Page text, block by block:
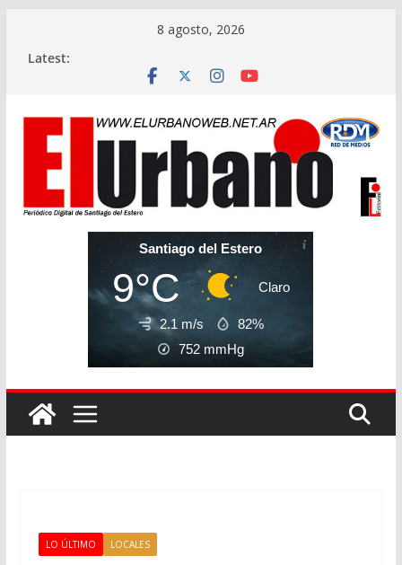
8 agosto, 2026
Latest:
Santiago del Estero
9°C Claro
2.1 m/s
82%
752 mmHg
LO ÚLTIMO LOCALES